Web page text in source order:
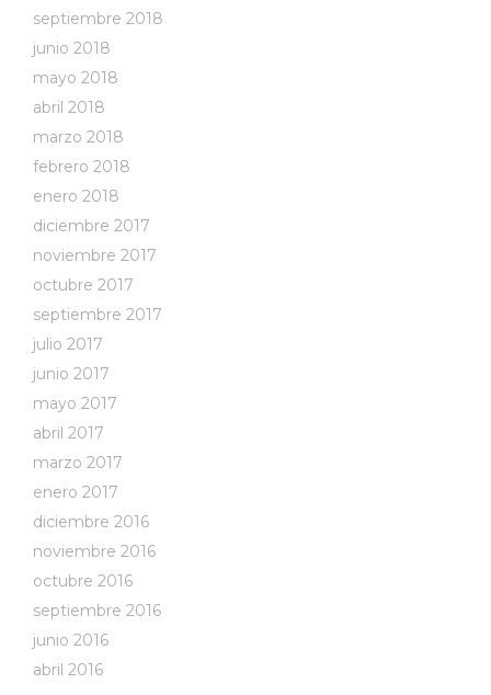
septiembre 2018
junio 2018
mayo 2018
abril 2018
marzo 2018
febrero 2018
enero 2018
diciembre 2017
noviembre 2017
octubre 2017
septiembre 2017
julio 2017
junio 2017
mayo 2017
abril 2017
marzo 2017
enero 2017
diciembre 2016
noviembre 2016
octubre 2016
septiembre 2016
junio 2016
abril 2016